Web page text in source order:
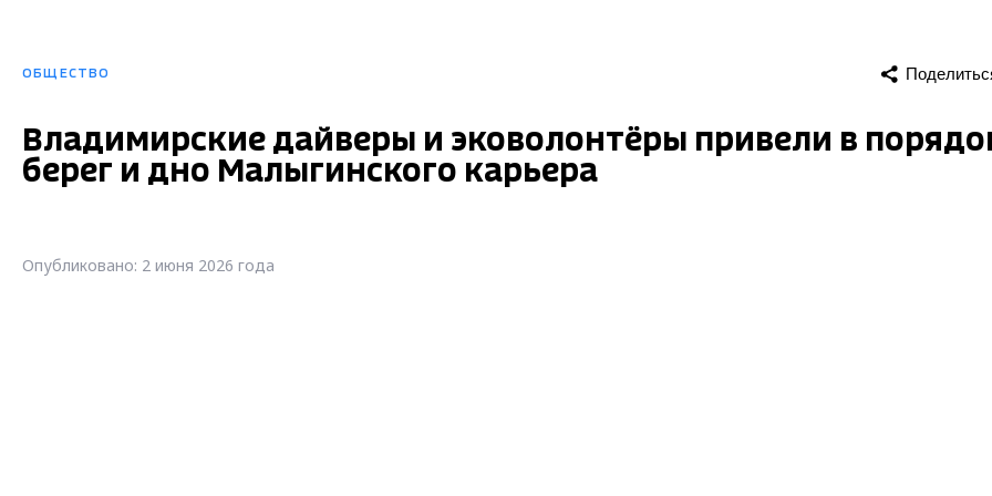
ОБЩЕСТВО
Владимирские дайверы и эковолонтёры привели в
берег и дно Малыгинского карьера
Опубликовано: 2 июня 2026 года